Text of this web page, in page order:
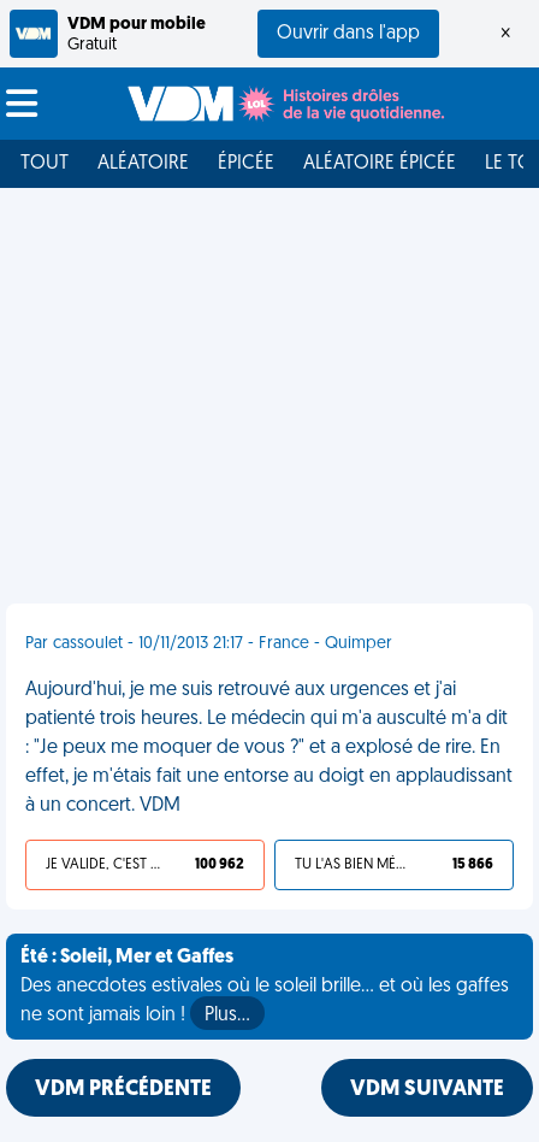
VDM pour mobile
Gratuit
Ouvrir dans l'app ×
TOUT ALÉATOIRE ÉPICÉE ALÉATOIRE ÉPICÉE LE
Par cassoulet - 10/11/2013 21:17 - France - Quimper
Aujourd'hui, je me suis retrouvé aux urgences et j'ai
patienté trois heures. Le médecin qui m'a ausculté m'a dit
: "Je peux me moquer de vous ?" et a explosé de rire. En
effet, je m'étais fait une entorse au doigt en applaudissant
à un concert. VDM
JE VALIDE, C'EST UNE VDM 100 962 TU L'AS BIEN MÉRITÉ 15 866
Été : Soleil, Mer et Gaffes
Des anecdotes estivales où le soleil brille... et où les gaffes
ne sont jamais loin !
Plus…
VDM PRÉCÉDENTE VDM SUIVANTE